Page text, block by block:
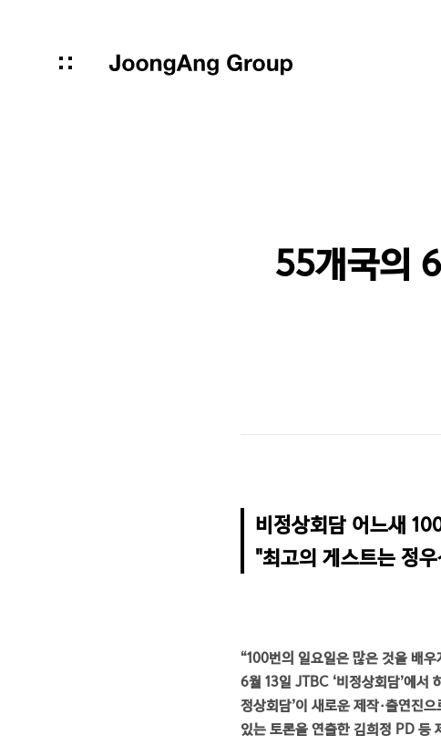
55개국의
비정상회담 어느새
"최고의 게스트는 정
“100번의 일요일은 많은 것을 배
6월 13일 JTBC ‘비정상회담’에서
정상회담’이 새로운 제작·출연진
있는 토론을 연출한 김희정 PD 등